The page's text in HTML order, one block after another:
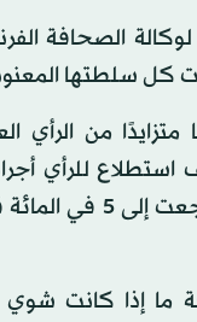
(53 عامًا) لوكالة
كل سلطتها
متزايدًا من الرأي
للرأي
أن شعبية بارك
ما إذا كانت